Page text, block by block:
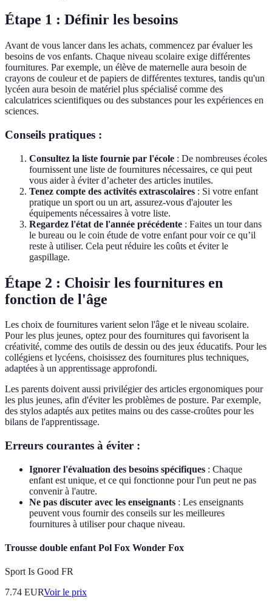
Étape 1 : Définir les besoins
Avant de vous lancer dans les achats, commencez par évaluer les
besoins de vos enfants. Chaque niveau scolaire exige différentes
fournitures. Par exemple, un élève de maternelle aura besoin de
crayons de couleur et de papiers de différentes textures, tandis qu'un
lycéen aura besoin de matériel plus spécialisé comme des
calculatrices scientifiques ou des substances pour les expériences en
sciences.
Conseils pratiques :
Consultez la liste fournie par l'école : De nombreuses écoles
fournissent une liste de fournitures nécessaires, ce qui peut
vous aider à éviter d’acheter des articles inutiles.
Tenez compte des activités extrascolaires : Si votre enfant
pratique un sport ou un art, assurez-vous d'ajouter les
équipements nécessaires à votre liste.
Regardez l'état de l'année précédente : Faites un tour dans
le bureau ou le coin étude de votre enfant pour voir ce qu’il
reste à utiliser. Cela peut réduire les coûts et éviter le
gaspillage.
Étape 2 : Choisir les fournitures en
fonction de l'âge
Les choix de fournitures varient selon l'âge et le niveau scolaire.
Pour les plus jeunes, optez pour des fournitures qui favorisent la
créativité, comme des outils de dessin ou des jeux éducatifs. Pour les
collégiens et lycéens, choisissez des fournitures plus techniques,
adaptées à un apprentissage approfondi.
Les parents doivent aussi privilégier des articles ergonomiques pour
les plus jeunes, afin d'éviter les problèmes de posture. Par exemple,
des stylos adaptés aux petites mains ou des casse-croûtes pour les
bilans de l'apprentissage.
Erreurs courantes à éviter :
Ignorer l'évaluation des besoins spécifiques : Chaque
enfant est unique, et ce qui fonctionne pour l'un peut ne pas
convenir à l'autre.
Ne pas discuter avec les enseignants : Les enseignants
peuvent vous fournir des conseils sur les meilleures
fournitures à utiliser pour chaque niveau.
Trousse double enfant Pol Fox Wonder Fox
Sport Is Good FR
7.74 EURVoir le prix